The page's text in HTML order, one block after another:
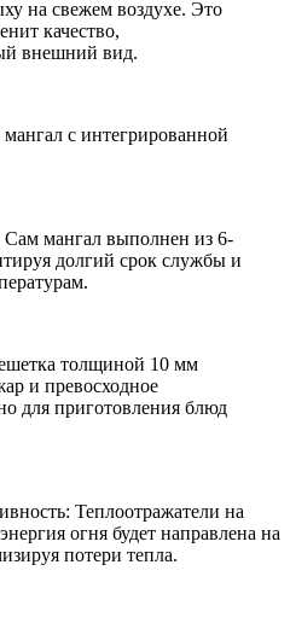
на свежем воздухе. Это
качество,
внешний вид.
с интегрированной
Сам мангал выполнен из 6-
долгий срок службы и
толщиной 10 мм
и превосходное
для приготовления блюд
Теплоотражатели на
огня будет направлена на
потери тепла.